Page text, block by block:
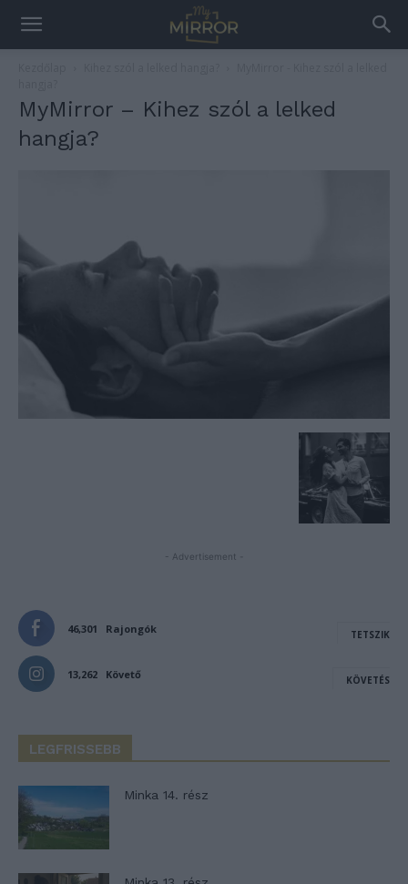
MyMirror – Kihez szól a lelked
hangja?
- Advertisement -
46,301 Rajongók TETSZIK
13,262 Követő KÖVETÉS
LEGFRISSEBB
Minka 14. rész